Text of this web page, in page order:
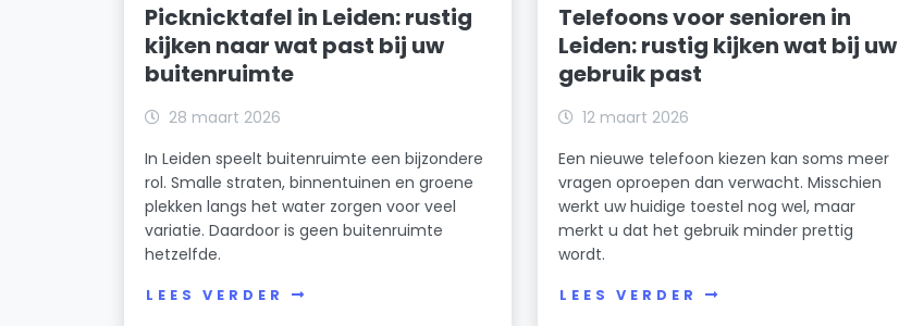
Picknicktafel in Leiden: rustig
kijken naar wat past bij uw
buitenruimte
28 maart 2026
In Leiden speelt buitenruimte een bijzondere
rol. Smalle straten, binnentuinen en groene
plekken langs het water zorgen voor veel
variatie. Daardoor is geen buitenruimte
hetzelfde.
LEES VERDER
Telefoons voor senioren in
Leiden: rustig kijken wat bij uw
gebruik past
12 maart 2026
Een nieuwe telefoon kiezen kan soms meer
vragen oproepen dan verwacht. Misschien
werkt uw huidige toestel nog wel, maar
merkt u dat het gebruik minder prettig
wordt.
LEES VERDER